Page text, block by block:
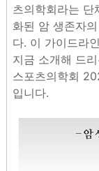
츠의학회라는 단
화된 암 생존자
다. 이 가이드라
지금 소개해 드
스포츠의학회
입니다.